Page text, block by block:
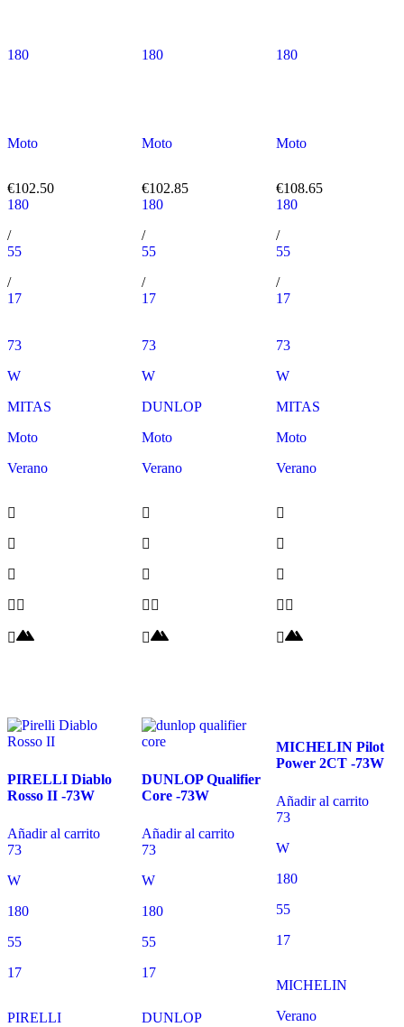
180
Moto
€102.50
180
/
55
/
17
73
W
MITAS
Moto
Verano
180
Moto
€102.85
180
/
55
/
17
73
W
DUNLOP
Moto
Verano
180
Moto
€108.65
180
/
55
/
17
73
W
MITAS
Moto
Verano
PIRELLI Diablo
Rosso II -73W
Añadir al carrito
73
W
180
55
17
PIRELLI
DUNLOP Qualifier
Core -73W
Añadir al carrito
73
W
180
55
17
DUNLOP
MICHELIN Pilot
Power 2CT -73W
Añadir al carrito
73
W
180
55
17
MICHELIN
Verano